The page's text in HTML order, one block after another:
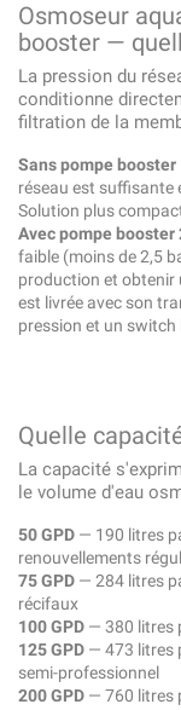
Osmoseur
booster —
La pression du
conditionne
filtration de la
Sans pompe booster
réseau est suffisante
Solution plus
Avec pompe booster
faible (moins de 2,5
production et obtenir
est livrée avec son
pression et un switch
Quelle
La capacité
le volume d'eau
50 GPD — 190 litres
renouvellements
75 GPD — 284 litres
récifaux
100 GPD — 380 litres
125 GPD — 473 litres
semi-professionnel
200 GPD — 760 litres